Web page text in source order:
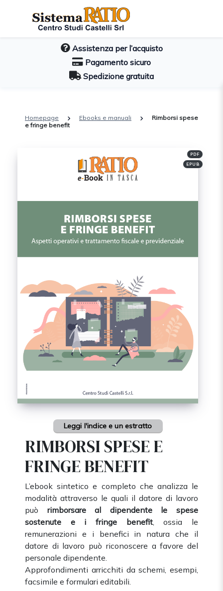
Assistenza per l’acquisto
Pagamento sicuro
Spedizione gratuita
Homepage Ebooks e manuali
Rimborsi spese
e fringe benefit
PDF
EPUB
Leggi l'indice e un estratto
RIMBORSI SPESE E
FRINGE BENEFIT
L’ebook sintetico e completo che analizza le
modalità attraverso le quali il datore di lavoro
può rimborsare al dipendente le spese
sostenute e i fringe benefit, ossia le
remunerazioni e i benefici in natura che il
datore di lavoro può riconoscere a favore del
personale dipendente.
Approfondimenti arricchiti da schemi, esempi,
facsimile e formulari editabili.